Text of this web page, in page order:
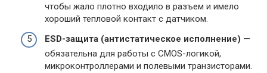
чтобы жало плотно входило в разъем и имело
хороший тепловой контакт с датчиком.
ESD-защита (антистатическое исполнение) —
обязательна для работы с CMOS-логикой,
микроконтроллерами и полевыми транзисторами.